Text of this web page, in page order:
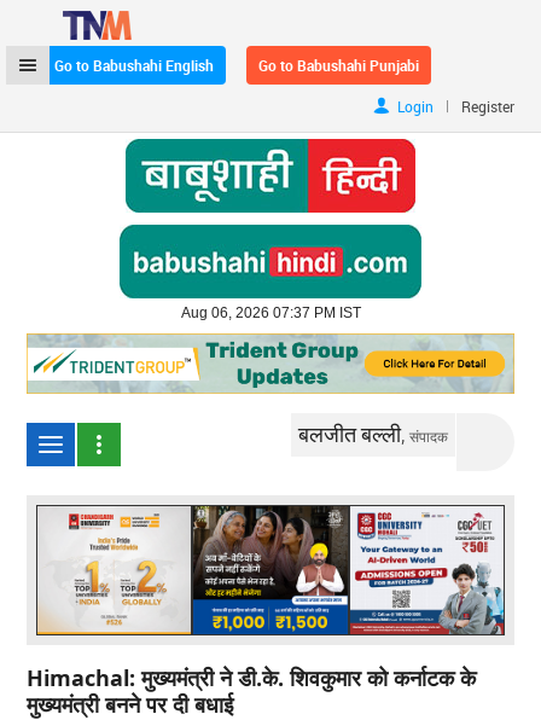
Go to Babushahi English Go to Babushahi Punjabi
Login | Register
Aug 06, 2026 07:37 PM IST
बलजीत बल्ली,संपादक
Himachal: मुख्यमंत्री ने डी.के. शिवकुमार को कर्नाटक के
मुख्यमंत्री बनने पर दी बधाई